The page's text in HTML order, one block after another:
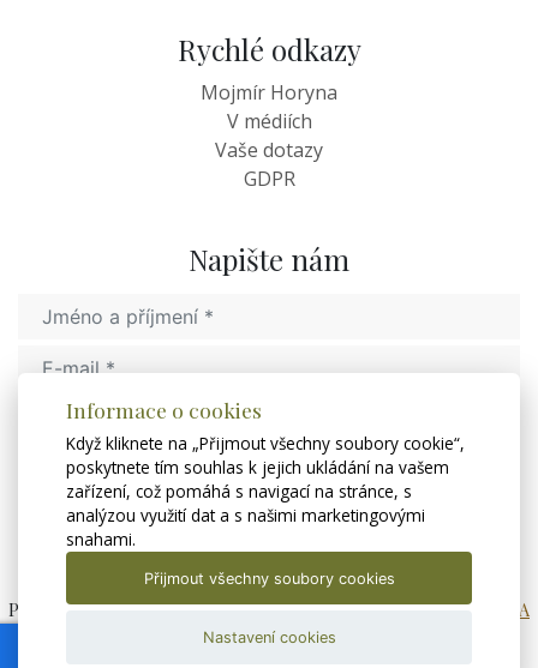
Informace o cookies
Když kliknete na „Přijmout všechny soubory cookie“,
poskytnete tím souhlas k jejich ukládání na vašem
zařízení, což pomáhá s navigací na stránce, s
analýzou využití dat a s našimi marketingovými
snahami.
Přijmout všechny soubory cookies
Nastavení cookies
Rychlé odkazy
Mojmír Horyna
V médiích
Vaše dotazy
GDPR
Napište nám
Putování za Santinim © 2020, All Rights Reserved byLE CLAVERA
2020